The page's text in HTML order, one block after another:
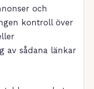
och
kontroll över
av sådana länkar